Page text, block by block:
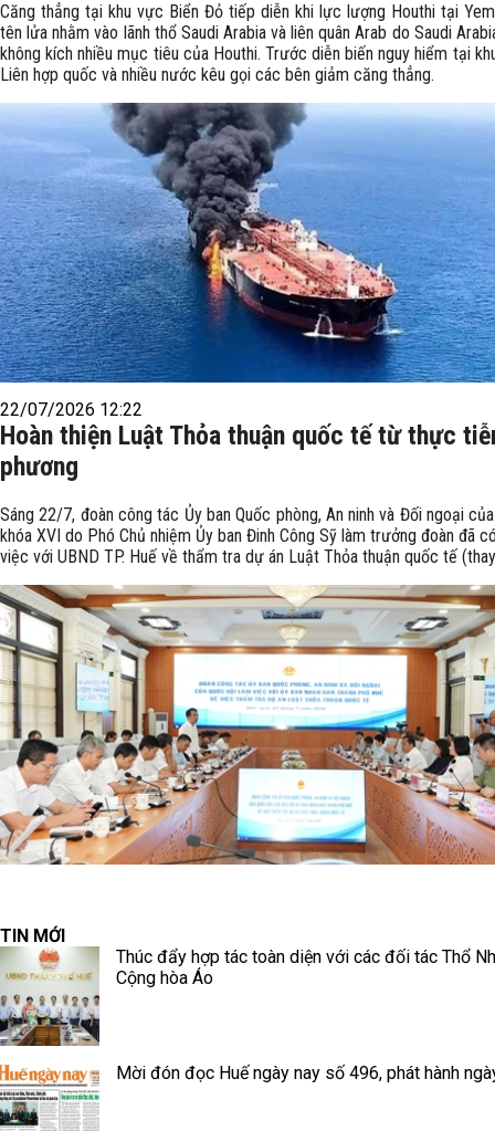
Căng thẳng tại khu vực Biển Đỏ tiếp diễn khi lực lượng Houthi tại
tên lửa nhằm vào lãnh thổ Saudi Arabia và liên quân Arab do Saudi
không kích nhiều mục tiêu của Houthi. Trước diễn biến nguy hiểm tại
Liên hợp quốc và nhiều nước kêu gọi các bên giảm căng thẳng.
22/07/2026 12:22
Hoàn thiện Luật Thỏa thuận quốc tế từ thực
phương
Sáng 22/7, đoàn công tác Ủy ban Quốc phòng, An ninh và Đối ngoại
khóa XVI do Phó Chủ nhiệm Ủy ban Đinh Công Sỹ làm trưởng đoàn đã
việc với UBND TP. Huế về thẩm tra dự án Luật Thỏa thuận quốc tế
TIN MỚI
Thúc đẩy hợp tác toàn diện với các đối tác Thổ
Cộng hòa Áo
Mời đón đọc Huế ngày nay số 496, phát hành